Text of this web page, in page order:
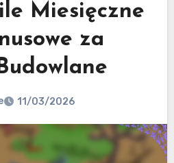
Miesięczne
za
11/03/2026